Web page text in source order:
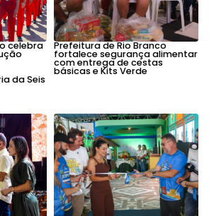
celebra
da Seis
Prefeitura de Rio Branco
fortalece segurança alimentar
com entrega de cestas
básicas e Kits Verde